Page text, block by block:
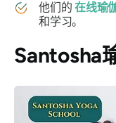
他们的在线瑜
和学习。
Santosha